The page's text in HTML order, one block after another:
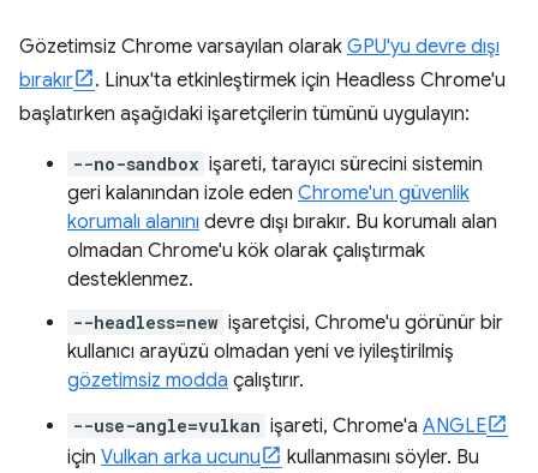
Gözetimsiz Chrome varsayılan olarak GPU'yu devre dışı
bırakır
. Linux'ta etkinleştirmek için Headless Chrome'u
başlatırken aşağıdaki işaretçilerin tümünü uygulayın:
--no-sandbox işareti, tarayıcı sürecini sistemin
geri kalanından izole eden Chrome'un güvenlik
korumalı alanını devre dışı bırakır. Bu korumalı alan
olmadan Chrome'u kök olarak çalıştırmak
desteklenmez.
--headless=new işaretçisi, Chrome'u görünür bir
kullanıcı arayüzü olmadan yeni ve iyileştirilmiş
gözetimsiz modda çalıştırır.
--use-angle=vulkan işareti, Chrome'a ANGLE
için Vulkan arka ucunu
kullanmasını söyler. Bu